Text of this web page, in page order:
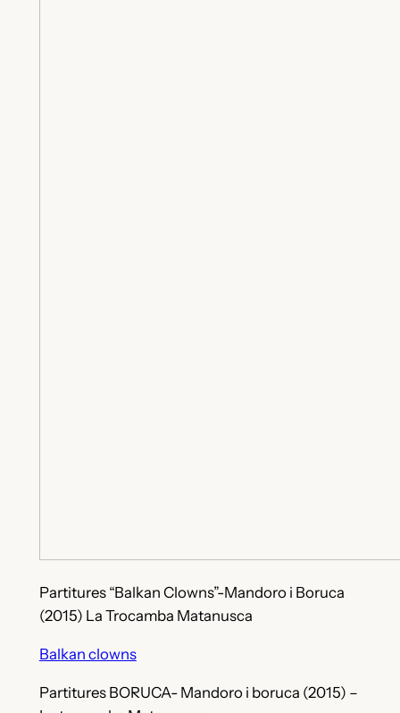
Partitures “Balkan Clowns”-Mandoro i Boruca
(2015) La Trocamba Matanusca
Balkan clowns
Partitures BORUCA- Mandoro i boruca (2015) –